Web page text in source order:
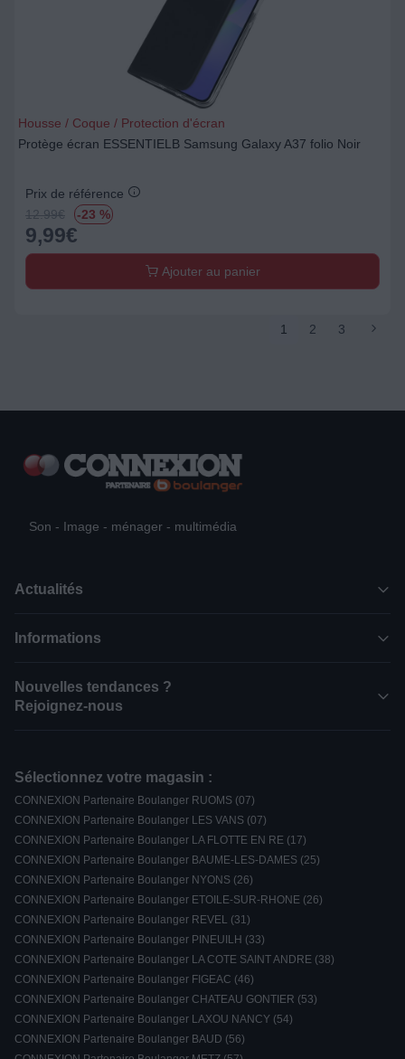
Housse / Coque / Protection d'écran
Protège écran ESSENTIELB Samsung Galaxy A37 folio Noir
Prix de référence
12.99€ -23 %
9,99€
Ajouter au panier
1 2 3
Son - Image - ménager - multimédia
Actualités
Informations
Nouvelles tendances ?
Rejoignez-nous
Sélectionnez votre magasin :
CONNEXION Partenaire Boulanger RUOMS (07)
CONNEXION Partenaire Boulanger LES VANS (07)
CONNEXION Partenaire Boulanger LA FLOTTE EN RE (17)
CONNEXION Partenaire Boulanger BAUME-LES-DAMES (25)
CONNEXION Partenaire Boulanger NYONS (26)
CONNEXION Partenaire Boulanger ETOILE-SUR-RHONE (26)
CONNEXION Partenaire Boulanger REVEL (31)
CONNEXION Partenaire Boulanger PINEUILH (33)
CONNEXION Partenaire Boulanger LA COTE SAINT ANDRE (38)
CONNEXION Partenaire Boulanger FIGEAC (46)
CONNEXION Partenaire Boulanger CHATEAU GONTIER (53)
CONNEXION Partenaire Boulanger LAXOU NANCY (54)
CONNEXION Partenaire Boulanger BAUD (56)